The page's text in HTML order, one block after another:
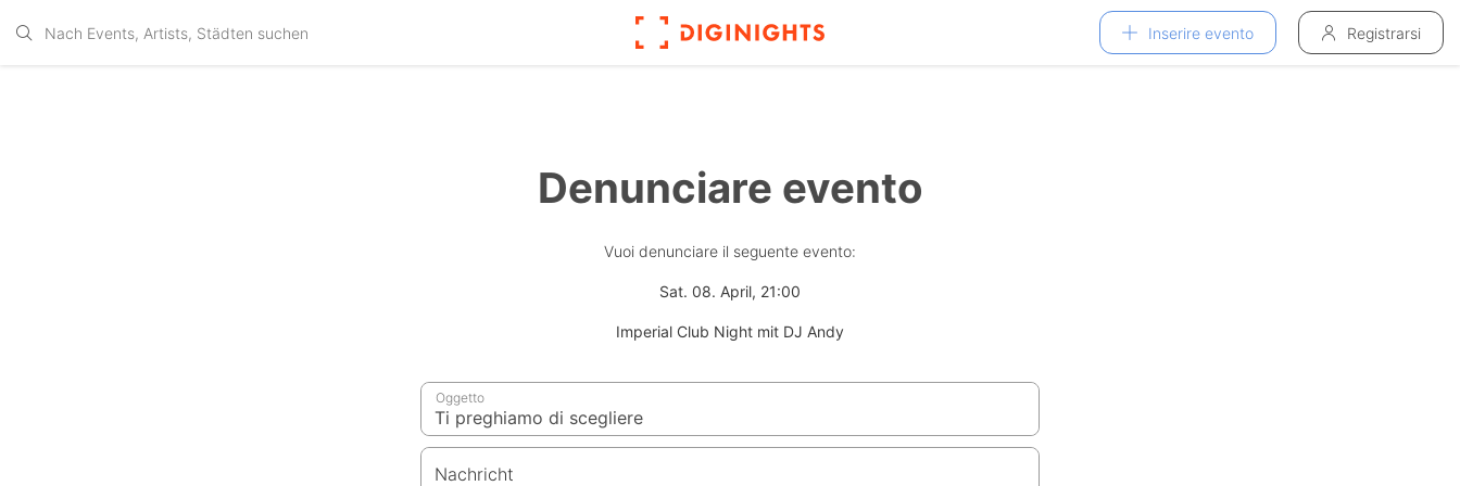
Inserire evento Registrarsi
Denunciare evento
Vuoi denunciare il seguente evento:
Sat. 08. April, 21:00
Imperial Club Night mit DJ Andy
Oggetto
Nachricht